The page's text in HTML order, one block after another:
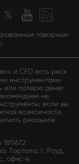
товарным
и CFD есть риск
инструментами
или потерю денег
не
если вы
возможности.
реальное
Тортола, г. Роуд,
офис 4.